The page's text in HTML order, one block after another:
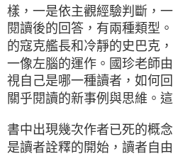
樣，一是依主觀經驗判斷，
閱讀後的回答，有兩種類型
的寇克艦長和冷靜的史巴克
一像左腦的運作。國珍老師
視自己是哪一種讀者，如何
關乎閱讀的新事例與思維。
書中出現幾次作者已死的概
是讀者詮釋的開始，讀者自